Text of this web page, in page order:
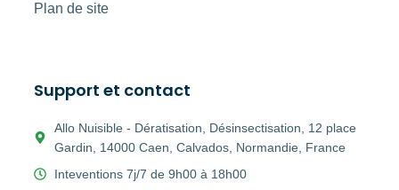
Plan de site
Support et contact
Allo Nuisible - Dératisation, Désinsectisation, 12 place
Gardin, 14000 Caen, Calvados, Normandie, France
Inteventions 7j/7 de 9h00 à 18h00